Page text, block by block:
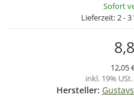
Sofort
Lieferzeit:2 -
12,05
inkl. 19%
Hersteller: